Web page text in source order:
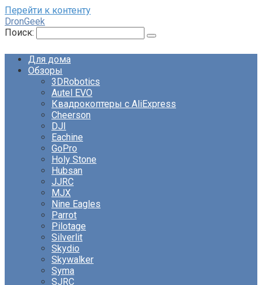
Перейти к контенту
DronGeek
Поиск:
Для дома
Обзоры
3DRobotics
Autel EVO
Квадрокоптеры с AliExpress
Cheerson
DJI
Eachine
GoPro
Holy Stone
Hubsan
JJRC
MJX
Nine Eagles
Parrot
Pilotage
Silverlit
Skydio
Skywalker
Syma
SJRC